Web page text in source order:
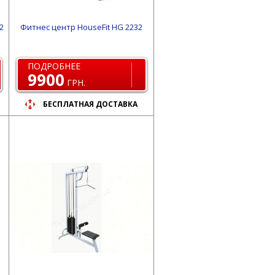
Фитнес центр HouseFit HG 2232
ПОДРОБНЕЕ
9900 ГРН.
БЕСПЛАТНАЯ ДОСТАВКА